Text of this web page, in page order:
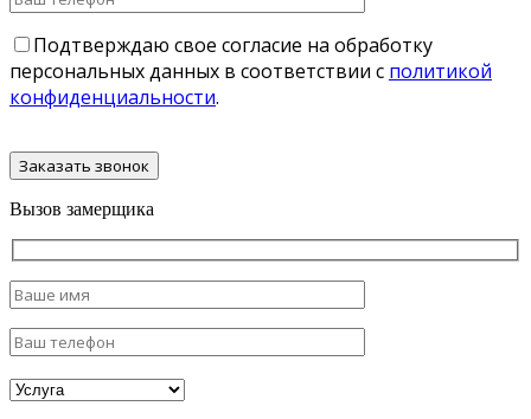
Подтверждаю свое согласие на обработку
персональных данных в соответствии с политикой
конфиденциальности.
Вызов замерщика